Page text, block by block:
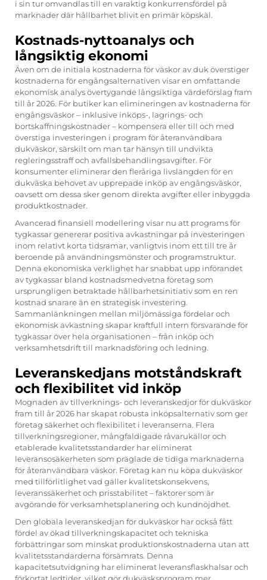
i sin tur omvandlas till en varaktig konkurrensfördel på
marknader där hållbarhet blivit en primär köpskäl.
Kostnads-nyttoanalys och
långsiktig ekonomi
Även om de initiala kostnaderna för väskor av duk överstiger
kostnaderna för engångsalternativen visar en omfattande
ekonomisk analys övertygande långsiktiga värdeförslag fram
till år 2026. För butiker kan elimineringen av kostnaderna för
engångsväskor – inklusive inköps-, lagrings- och
bortskaffningskostnader – kompensera eller till och med
överstiga investeringen i program för återanvändbara
dukväskor, särskilt om man tar hänsyn till undvikta
regleringsstraff och avfallsbehandlingsavgifter. För
konsumenter eliminerar den fleråriga livslängden för en
dukväska behovet av upprepade inköp av engångsväskor,
oavsett om dessa sker genom direkta avgifter eller inbyggda
produktkostnader.
Avancerad finansiell modellering visar nu att programs för
tygkassar genererar positiva avkastningar på investeringen
inom relativt korta tidsramar, vanligtvis inom ett till tre år
beroende på användningsmönster och programstruktur.
Denna ekonomiska verklighet har snabbat upp införandet
av tygkassar bland kostnadsmedvetna företag som
ursprungligen betraktade hållbarhetsinitiativ som en ren
kostnad snarare än en strategisk investering.
Sammanlänkningen mellan miljömässiga fördelar och
ekonomisk avkastning skapar kraftfull intern försvarande för
tygkassar över hela organisationen – från inköp och
verksamhetsdrift till marknadsföring och ledning.
Leveranskedjans motståndskraft
och flexibilitet vid inköp
Mognaden av tillverknings- och leveranskedjor för dukväskor
fram till år 2026 har skapat robusta inköpsalternativ som ger
företag säkerhet och flexibilitet i leveranserna. Flera
tillverkningsregioner, mångfaldigade råvarukällor och
etablerade kvalitetsstandarder har eliminerat
leveransosäkerheten som präglade de tidiga marknaderna
för återanvändbara väskor. Företag kan nu köpa dukväskor
med tillförlitlighet vad gäller kvalitetskonsekvens,
leveranssäkerhet och prisstabilitet – faktorer som är
avgörande för verksamhetsplanering och kundnöjdhet.
Den globala leveranskedjan för dukväskor har också fått
fördel av ökad tillverkningskapacitet och tekniska
förbättringar som minskat produktionskostnaderna utan att
kvalitetsstandarderna försämrats. Denna
kapacitetsutvidgning har eliminerat leveransflaskhalsar och